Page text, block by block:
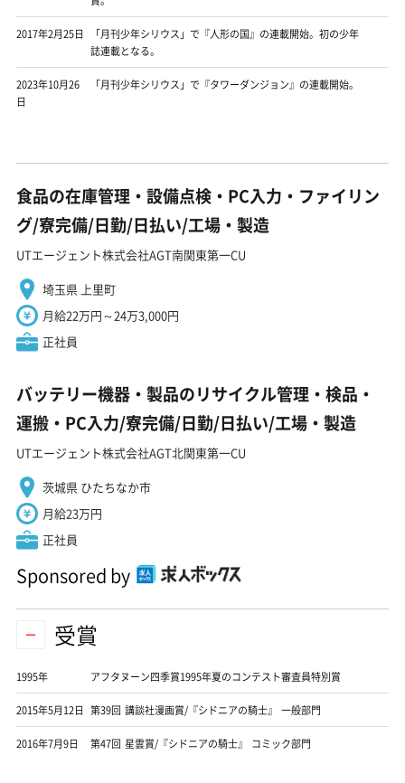
2017年2月25日
「月刊少年シリウス」で『人形の国』の連載開始。初の少年
誌連載となる。
2023年10月26
日
「月刊少年シリウス」で『タワーダンジョン』の連載開始。
食品の在庫管理・設備点検・PC入力・ファイリン
グ/寮完備/日勤/日払い/工場・製造
UTエージェント株式会社AGT南関東第一CU
埼玉県 上里町
月給22万円～24万3,000円
正社員
バッテリー機器・製品のリサイクル管理・検品・
運搬・PC入力/寮完備/日勤/日払い/工場・製造
UTエージェント株式会社AGT北関東第一CU
茨城県 ひたちなか市
月給23万円
正社員
Sponsored by
受賞
1995年 アフタヌーン四季賞1995年夏のコンテスト審査員特別賞
2015年5月12日 第39回 講談社漫画賞/『シドニアの騎士』 一般部門
2016年7月9日 第47回 星雲賞/『シドニアの騎士』 コミック部門